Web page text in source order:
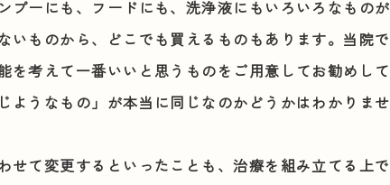
プーにも、フードにも、洗浄液にもいろいろなものが
いものから、どこでも買えるものもあります。当院で
を考えて一番いいと思うものをご用意してお勧めして
ようなもの」が本当に同じなのかどうかはわかりませ
せて変更するといったことも、治療を組み立てる上で